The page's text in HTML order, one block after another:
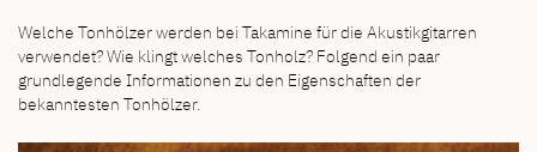
Welche Tonhölzer werden bei Takamine für die Akustikgitarren
verwendet? Wie klingt welches Tonholz? Folgend ein paar
grundlegende Informationen zu den Eigenschaften der
bekanntesten Tonhölzer.